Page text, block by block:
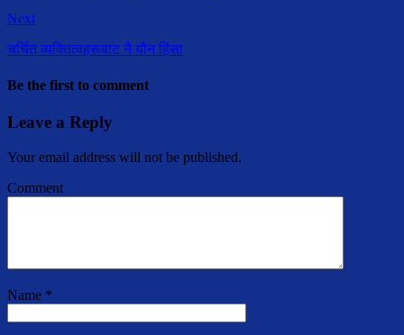
Next
चर्चित व्यक्तित्वहरूबाट नै यौन हिंसा
Be the first to comment
Leave a Reply
Your email address will not be published.
Comment
Name *